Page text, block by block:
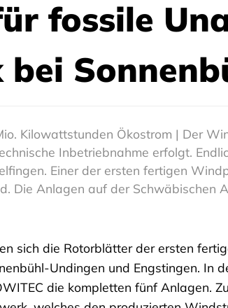
fossile
bei
Kilowattstunden Ökostrom | Der
Inbetriebnahme erfolgt.
Einer der ersten fertigen
Die Anlagen auf der Schwäbischen
sich die Rotorblätter der ersten
Undingen und Engstingen. In
die kompletten fünf Anlagen.